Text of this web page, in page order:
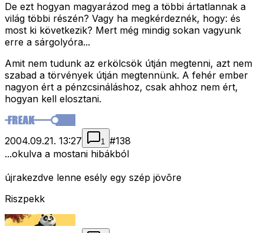
De ezt hogyan magyarázod meg a többi ártatlannak a
világ többi részén? Vagy ha megkérdeznék, hogy: és
most ki következik? Mert még mindig sokan vagyunk
erre a sárgolyóra...
Amit nem tudunk az erkölcsök útján megtenni, azt nem
szabad a törvények útján megtennünk. A fehér ember
nagyon ért a pénzcsináláshoz, csak ahhoz nem ért,
hogyan kell elosztani.
2004.09.21. 13:27 1 #138
...okulva a mostani hibákból
újrakezdve lenne esély egy szép jövõre
Riszpekk